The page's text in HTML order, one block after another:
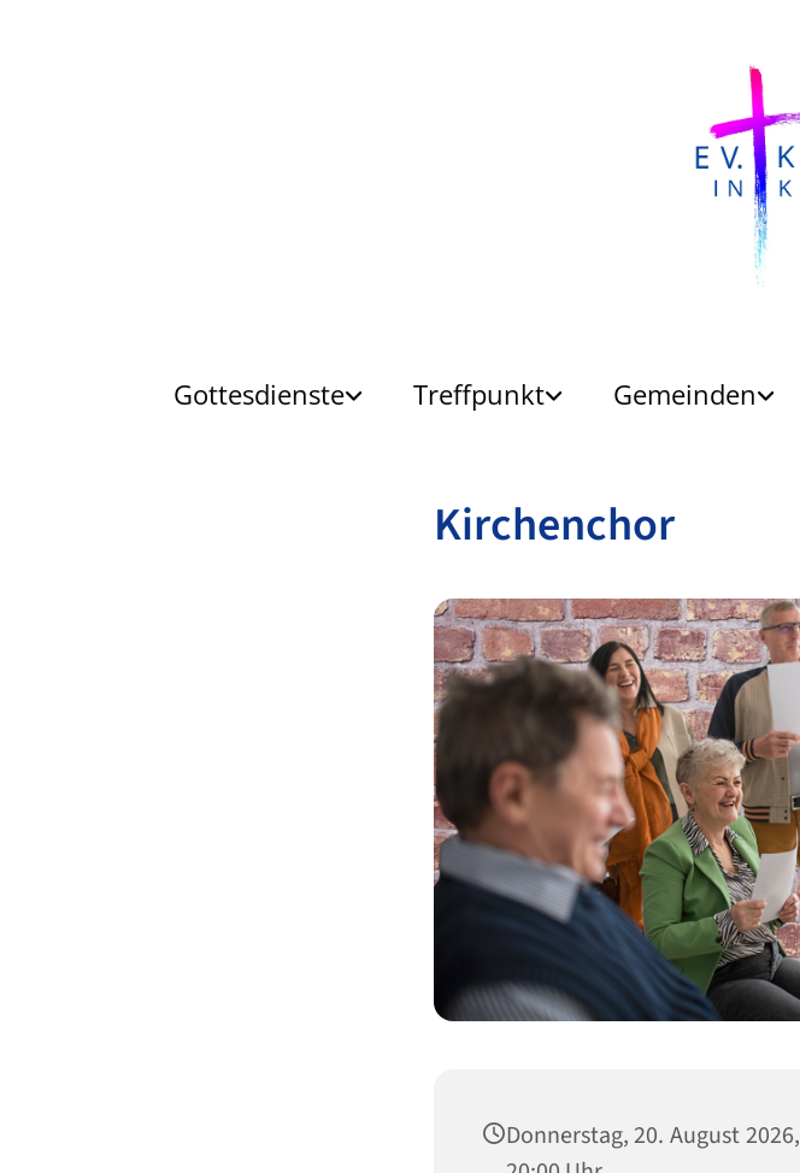
Gottesdienste Treffpunkt Gemeinden
Kirchenchor
Donnerstag, 20. August 2026,